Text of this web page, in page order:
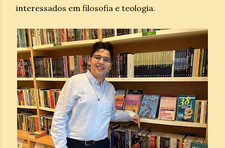
interessados em filosofia e teologia.